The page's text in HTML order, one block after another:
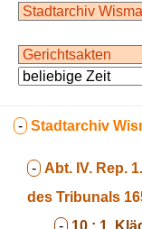
- Stadtarchiv
- Abt. IV. Rep.
des Tribunals
- 10.: 1.